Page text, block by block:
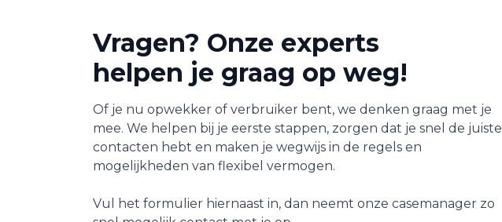
Vragen? Onze experts
helpen je graag op weg!
Of je nu opwekker of verbruiker bent, we denken graag met je
mee. We helpen bij je eerste stappen, zorgen dat je snel de juiste
contacten hebt en maken je wegwijs in de regels en
mogelijkheden van flexibel vermogen.
Vul het formulier hiernaast in, dan neemt onze casemanager zo